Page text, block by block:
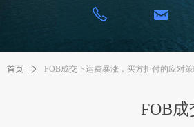
FOB
首页 ꄲ FOB成交下运费暴涨，买方拒付的应对
ꂅ 낂